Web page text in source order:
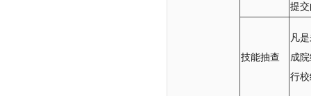
提
技能抽查
凡
成
行